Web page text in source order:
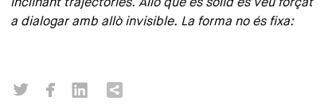
a dialogar amb allò invisible. La forma no és fixa: